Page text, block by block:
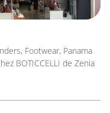
Footwear, Panama
BOTICCELLI de Zenia